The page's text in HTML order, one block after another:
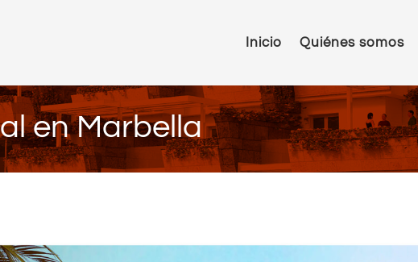
Inicio Quiénes somos
en Marbella